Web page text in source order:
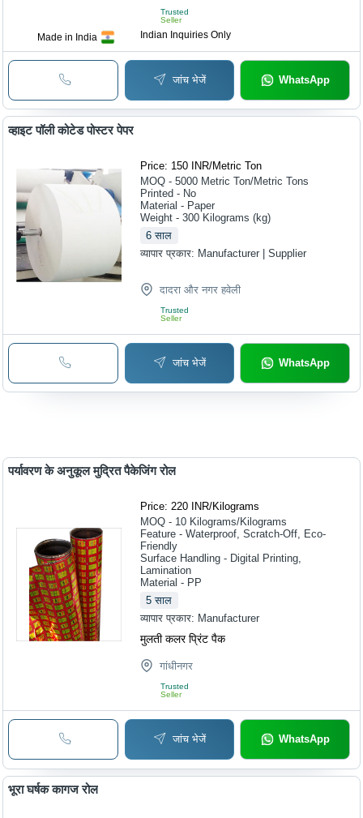
Made in India
Trusted
Seller
Indian Inquiries Only
जांच भेजें WhatsApp
व्हाइट पॉली कोटेड पोस्टर पेपर
Price: 150 INR/Metric Ton
MOQ - 5000 Metric Ton/Metric Tons
Printed - No
Material - Paper
Weight - 300 Kilograms (kg)
6 साल
व्यापार प्रकार: Manufacturer | Supplier
दादरा और नगर हवेली
Trusted
Seller
जांच भेजें WhatsApp
पर्यावरण के अनुकूल मुद्रित पैकेजिंग रोल
Price: 220 INR/Kilograms
MOQ - 10 Kilograms/Kilograms
Feature - Waterproof, Scratch-Off, Eco-
Friendly
Surface Handling - Digital Printing,
Lamination
Material - PP
5 साल
व्यापार प्रकार: Manufacturer
मुलती कलर प्रिंट पैक
गांधीनगर
Trusted
Seller
जांच भेजें WhatsApp
भूरा घर्षक कागज रोल